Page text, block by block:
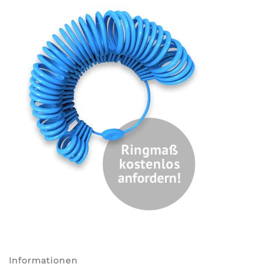
Informationen